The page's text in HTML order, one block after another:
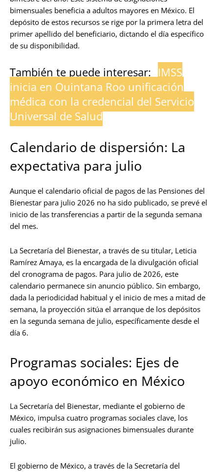
bimensuales beneficia a adultos mayores en México. El
depósito de estos recursos se rige por la primera letra del
primer apellido del beneficiario, dictando el día específico
de su disponibilidad.
También te puede interesar: IMSS
inicia en Quintana Roo unificación
médica con la credencial del Servicio
Universal de Salud
Calendario de dispersión: La
expectativa para julio
Aunque el calendario oficial de pagos de las Pensiones del
Bienestar para julio 2026 no ha sido publicado, se prevé el
inicio de las transferencias a partir de la segunda semana
del mes.
La Secretaría del Bienestar, a través de su titular, Leticia
Ramírez Amaya, es la encargada de la divulgación oficial
del cronograma de pagos. Para julio de 2026, este
calendario permanece sin anuncio público. Sin embargo,
dada la periodicidad habitual y el inicio de mes a mitad de
semana, la proyección sitúa el arranque de los depósitos
en la segunda semana de julio, específicamente desde el
día 6.
Programas sociales: Ejes de
apoyo económico en México
La Secretaría del Bienestar, mediante el gobierno de
México, impulsa cuatro programas sociales clave, los
cuales recibirán sus asignaciones bimensuales durante
julio.
El gobierno de México, a través de la Secretaría del